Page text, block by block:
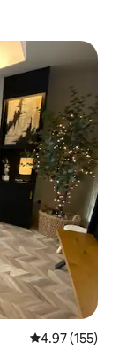
평점 4.97점(5
4.97 (155)